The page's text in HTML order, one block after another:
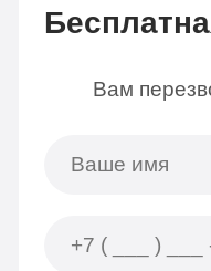
Вам